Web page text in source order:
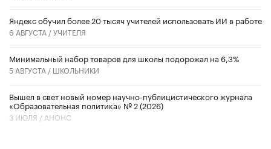
​Яндекс обучил более 20 тысяч учителей использовать ИИ в работе
6 АВГУСТА /УЧИТЕЛЯ
Минимальный набор товаров для школы подорожал на 6,3%
5 АВГУСТА / ШКОЛЬНИКИ
Вышел в свет новый номер научно-публицистического журнала
«Образовательная политика» № 2 (2026)
3 ИЮЛЯ / АНОНС